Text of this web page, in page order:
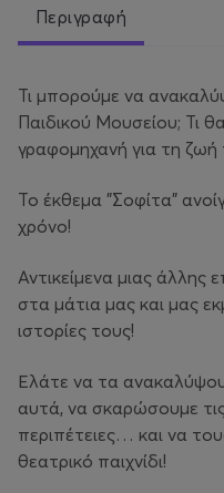
Περιγραφή
Τι μπορούμε να
Παιδικού Μουσείου; Τι
γραφομηχανή για τη
Το έκθεμα "Σοφίτα"
χρόνo!
Αντικείμενα μιας
στα μάτια μας και μας
ιστορίες τους!
Ελάτε να τα
αυτά, να σκαρώσουμε
περιπέτειες… και να
θεατρικό παιχνίδι!